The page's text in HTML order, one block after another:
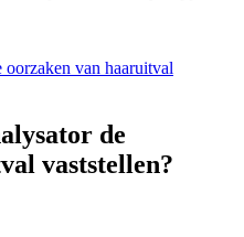
de
vaststellen?